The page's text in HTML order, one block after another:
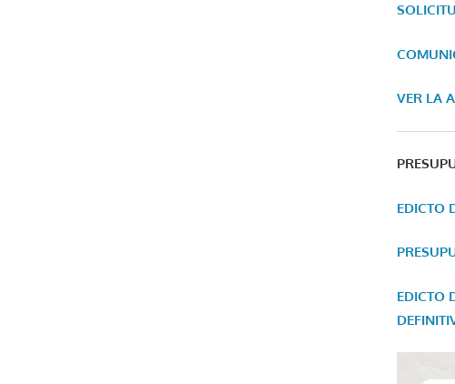
VER LA
EDICTO
EDICTO